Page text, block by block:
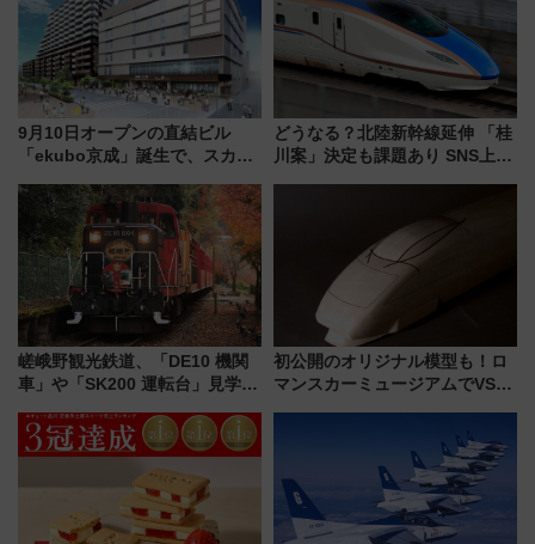
9月10日オープンの直結ビル
「ekubo京成」誕生で、スカイ
新鎌ヶ谷はどう変わる？ 全テナ
ント情報も公開！
どうなる？北陸新幹線延伸 「桂
川案」決定も課題あり SNS上の
嵯峨野観光鉄道、「DE10 機関
車」や「SK200 運転台」見学ツ
トの一環で激レア体験できちゃ
うかも 参加方法やスケジュール
初公開のオリジナル模型も！ロ
マンスカーミュージアムでVSE